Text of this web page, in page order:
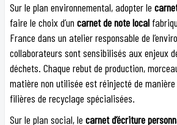
Sur le plan environnemental, adopter le
faire le choix d’un carnet de note local
France dans un atelier responsable de
collaborateurs sont sensibilisés aux enjeux
déchets. Chaque rebut de production,
matière non utilisée est réinjecté de manière
filières de recyclage spécialisées.
Sur le plan social, le carnet d’écriture